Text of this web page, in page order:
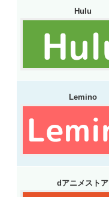
Hulu
Lemino
dアニメストア